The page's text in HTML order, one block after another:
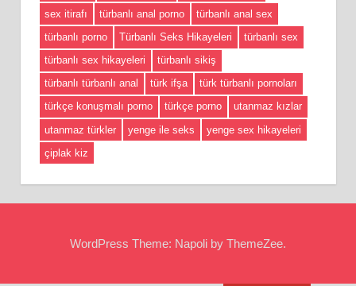
sex itirafı
türbanlı anal porno
türbanlı anal sex
türbanlı porno
Türbanlı Seks Hikayeleri
türbanlı sex
türbanlı sex hikayeleri
türbanlı sikiş
türbanlı türbanlı anal
türk ifşa
türk türbanlı pornoları
türkçe konuşmalı porno
türkçe porno
utanmaz kızlar
utanmaz türkler
yenge ile seks
yenge sex hikayeleri
çiplak kiz
WordPress Theme: Napoli by ThemeZee.